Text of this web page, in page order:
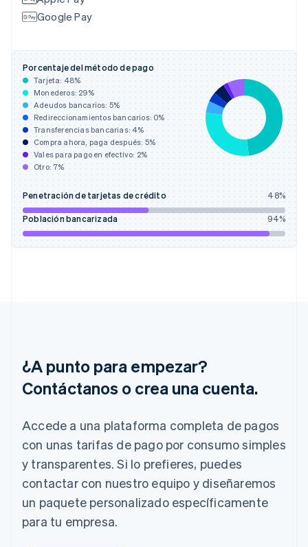
Google Pay
Porcentaje del método de pago
Tarjeta: 48%
Monederos: 29%
Adeudos bancarios: 5%
Redireccionamientos bancarios: 0%
Transferencias bancarias: 4%
Compra ahora, paga después: 5%
Vales para pago en efectivo: 2%
Otro: 7%
Penetración de tarjetas de crédito 48%
Población bancarizada 94%
¿A punto para empezar?
Contáctanos o crea una cuenta.
Accede a una plataforma completa de pagos
con unas tarifas de pago por consumo simples
y transparentes. Si lo prefieres, puedes
contactar con nuestro equipo y diseñaremos
un paquete personalizado específicamente
para tu empresa.
English
Eslovaquia
English
Eslovenia
EnglishItaliano
España
EspañolEnglish
Estados Unidos
EnglishEspañol简体中文
Estonia
Finlandia
EnglishSvenska
Irlanda
English
Italia
Japón
English
Letonia
English
Liechtenstein
Lituania
English